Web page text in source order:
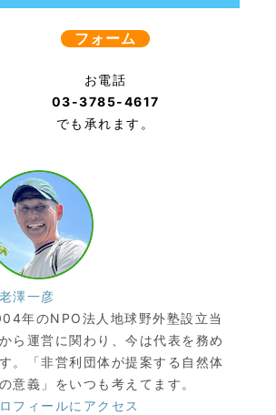
フォーム
お電話
03-3785-4617
でも承れます。
澤一彦
年のNPO法人地球野外塾設立当
ら運営に関わり、今は代表を務め
。「非営利団体が提案する自然体
意義」をいつも考えてます。
フィールにアクセス